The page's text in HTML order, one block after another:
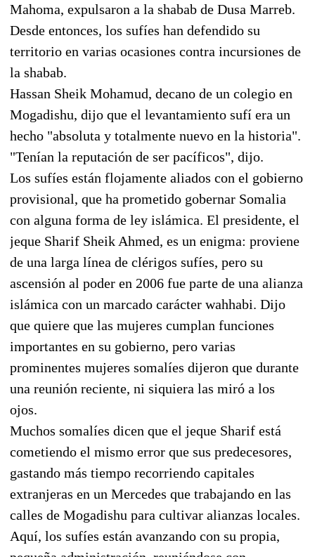
Mahoma, expulsaron a la shabab de Dusa Marreb.
Desde entonces, los sufíes han defendido su
territorio en varias ocasiones contra incursiones de
la shabab.
Hassan Sheik Mohamud, decano de un colegio en
Mogadishu, dijo que el levantamiento sufí era un
hecho "absoluta y totalmente nuevo en la historia".
"Tenían la reputación de ser pacíficos", dijo.
Los sufíes están flojamente aliados con el gobierno
provisional, que ha prometido gobernar Somalia
con alguna forma de ley islámica. El presidente, el
jeque Sharif Sheik Ahmed, es un enigma: proviene
de una larga línea de clérigos sufíes, pero su
ascensión al poder en 2006 fue parte de una alianza
islámica con un marcado carácter wahhabi. Dijo
que quiere que las mujeres cumplan funciones
importantes en su gobierno, pero varias
prominentes mujeres somalíes dijeron que durante
una reunión reciente, ni siquiera las miró a los
ojos.
Muchos somalíes dicen que el jeque Sharif está
cometiendo el mismo error que sus predecesores,
gastando más tiempo recorriendo capitales
extranjeras en un Mercedes que trabajando en las
calles de Mogadishu para cultivar alianzas locales.
Aquí, los sufíes están avanzando con su propia,